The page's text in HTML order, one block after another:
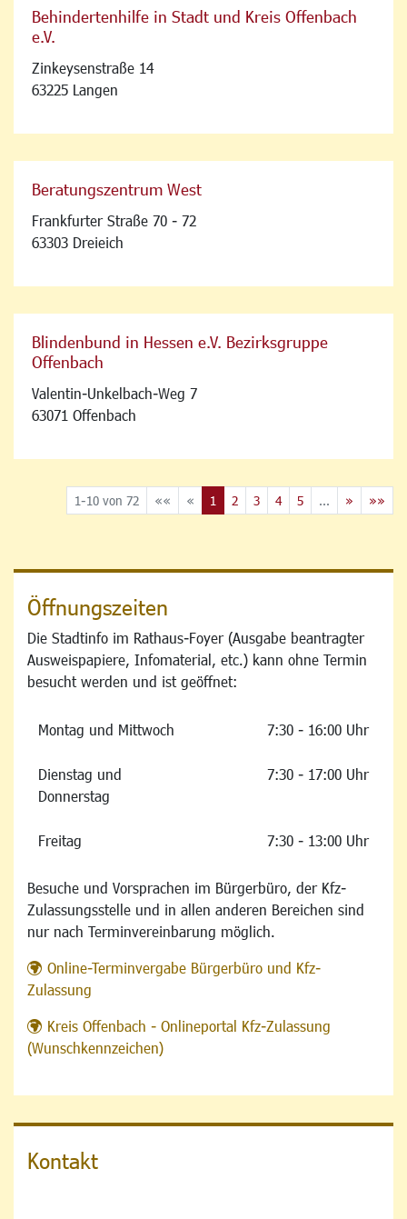
Behindertenhilfe in Stadt und Kreis Offenbach
e.V.
Zinkeysenstraße 14
63225 Langen
Beratungszentrum West
Frankfurter Straße 70 - 72
63303 Dreieich
Blindenbund in Hessen e.V. Bezirksgruppe
Offenbach
Valentin-Unkelbach-Weg 7
63071 Offenbach
1-10 von 72 «« « 1 2 3 4 5 ... » »»
Öffnungszeiten
Die Stadtinfo im Rathaus-Foyer (Ausgabe beantragter
Ausweispapiere, Infomaterial, etc.) kann ohne Termin
besucht werden und ist geöffnet:
Montag und Mittwoch 7:30 - 16:00 Uhr
Dienstag und
Donnerstag
7:30 - 17:00 Uhr
Freitag 7:30 - 13:00 Uhr
Besuche und Vorsprachen im Bürgerbüro, der Kfz-
Zulassungsstelle und in allen anderen Bereichen sind
nur nach Terminvereinbarung möglich.
Online-Terminvergabe Bürgerbüro und Kfz-
Zulassung
Kreis Offenbach - Onlineportal Kfz-Zulassung
(Wunschkennzeichen)
Kontakt